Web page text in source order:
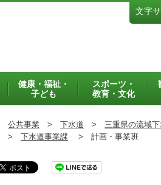
文字
健康・福祉・
子ども
スポーツ・
教育・文化
公共事業 > 下水道 > 三重県の流域
> 下水道事業課 > 計画・事業班